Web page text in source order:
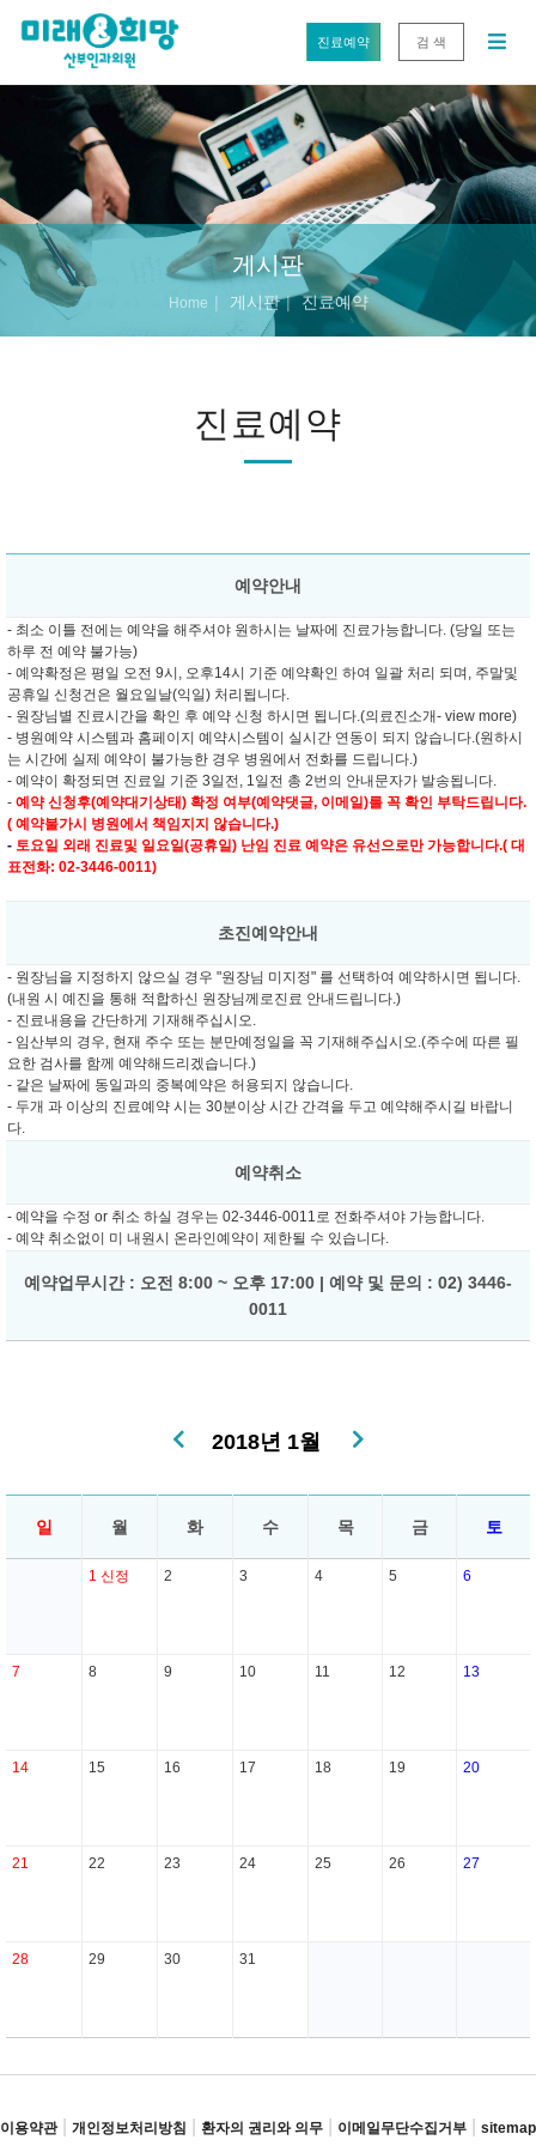
진료예약 검 색
게시판
Home 게시판 진료예약
진료예약
예약안내
- 최소 이틀 전에는 예약을 해주셔야 원하시는 날짜에 진료가능합니다. (당일 또는
하루 전 예약 불가능)
- 예약확정은 평일 오전 9시, 오후14시 기준 예약확인 하여 일괄 처리 되며, 주말및
공휴일 신청건은 월요일날(익일) 처리됩니다.
- 원장님별 진료시간을 확인 후 예약 신청 하시면 됩니다.(의료진소개- view more)
- 병원예약 시스템과 홈페이지 예약시스템이 실시간 연동이 되지 않습니다.(원하시
는 시간에 실제 예약이 불가능한 경우 병원에서 전화를 드립니다.)
- 예약이 확정되면 진료일 기준 3일전, 1일전 총 2번의 안내문자가 발송됩니다.
- 예약 신청후(예약대기상태) 확정 여부(예약댓글, 이메일)를 꼭 확인 부탁드립니다.
( 예약불가시 병원에서 책임지지 않습니다.)
- 토요일 외래 진료및 일요일(공휴일) 난임 진료 예약은 유선으로만 가능합니다.( 대
표전화: 02-3446-0011)
초진예약안내
- 원장님을 지정하지 않으실 경우 "원장님 미지정" 를 선택하여 예약하시면 됩니다.
(내원 시 예진을 통해 적합하신 원장님께로진료 안내드립니다.)
- 진료내용을 간단하게 기재해주십시오.
- 임산부의 경우, 현재 주수 또는 분만예정일을 꼭 기재해주십시오.(주수에 따른 필
요한 검사를 함께 예약해드리겠습니다.)
- 같은 날짜에 동일과의 중복예약은 허용되지 않습니다.
- 두개 과 이상의 진료예약 시는 30분이상 시간 간격을 두고 예약해주시길 바랍니
다.
예약취소
- 예약을 수정 or 취소 하실 경우는 02-3446-0011로 전화주셔야 가능합니다.
- 예약 취소없이 미 내원시 온라인예약이 제한될 수 있습니다.
예약업무시간 : 오전 8:00 ~ 오후 17:00 | 예약 및 문의 : 02) 3446-
0011
2018년 1월
일 월 화 수 목 금 토
1 신정 2 3 4 5 6
7 8 9 10 11 12 13
14 15 16 17 18 19 20
21 22 23 24 25 26 27
28 29 30 31
이용약관 개인정보처리방침 환자의 권리와 의무 이메일무단수집거부 sitemap